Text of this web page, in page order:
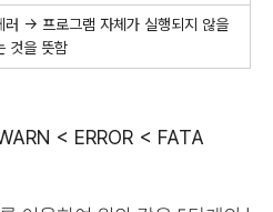
러 → 프로그램 자체가 실행되지 않을
것을 뜻함
< ERROR < FATA